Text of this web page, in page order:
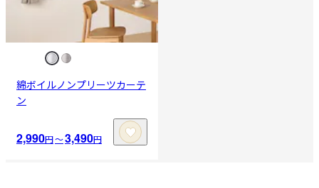
綿ボイルノンプリーツカーテ
ン
2,990円〜3,490円